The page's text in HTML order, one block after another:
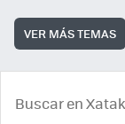
VER MÁS TEMAS